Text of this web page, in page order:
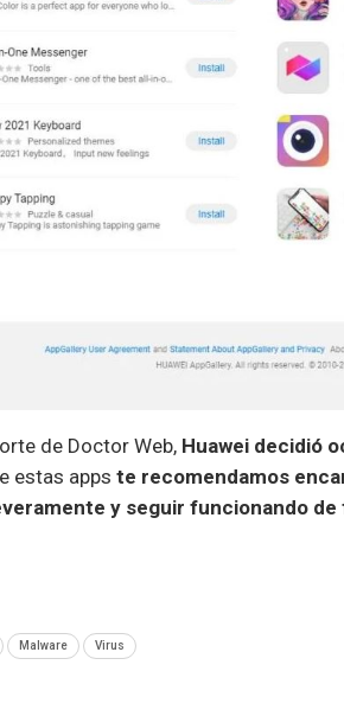
de Doctor Web, Huawei decidió
estas apps te recomendamos
y seguir funcionando de
Malware Virus